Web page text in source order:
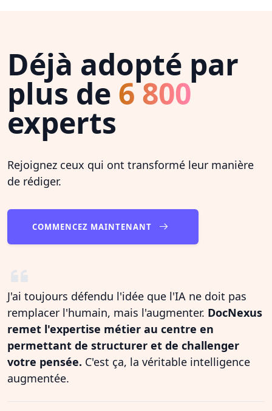
Déjà adopté par
plus de 6 800
experts
Rejoignez ceux qui ont transformé leur manière
de rédiger.
COMMENCEZ MAINTENANT
J'ai toujours défendu l'idée que l'IA ne doit pas
remplacer l'humain, mais l'augmenter. DocNexus
remet l'expertise métier au centre en
permettant de structurer et de challenger
votre pensée. C'est ça, la véritable intelligence
augmentée.